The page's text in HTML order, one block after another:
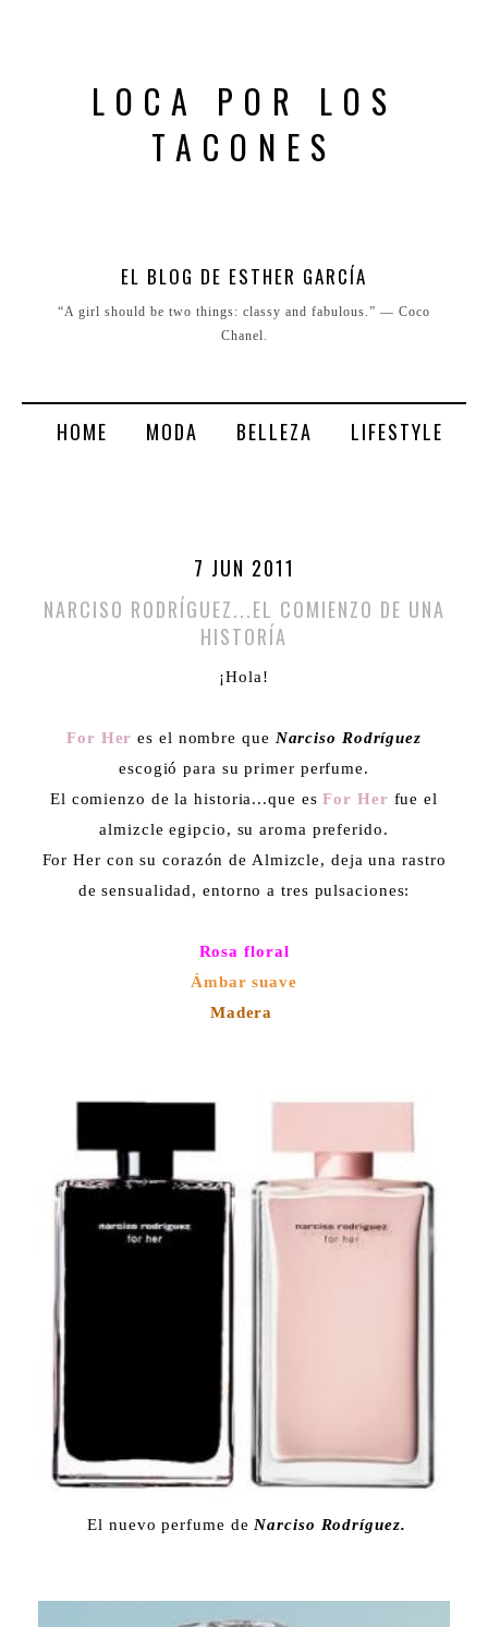
LOCA POR LOS
TACONES
EL BLOG DE ESTHER GARCÍA
“A girl should be two things: classy and fabulous.” ― Coco
Chanel.
HOME MODA BELLEZA LIFESTYLE
7 JUN 2011
NARCISO RODRÍGUEZ...EL COMIENZO DE UNA
HISTORÍA
¡Hola!
For Her es el nombre que Narciso Rodríguez
escogió para su primer perfume.
El comienzo de la historia...que es For Her fue el
almizcle egipcio, su aroma preferido.
For Her con su corazón de Almizcle, deja una rastro
de sensualidad, entorno a tres pulsaciones:
Rosa floral
Ámbar suave
Madera
El nuevo perfume de Narciso Rodríguez.